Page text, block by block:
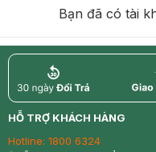
Bạn đã có tài
return
HỖ TRỢ KHÁCH HÀNG
Hotline: 1800 6324